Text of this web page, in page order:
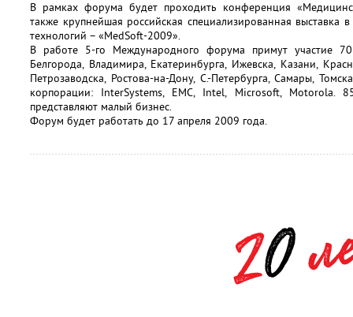
В рамках форума будет проходить конференция
также крупнейшая российская специализированная
технологий – «MedSoft-2009».
В работе 5-го Международного форума примут участие
Белгорода, Владимира, Екатеринбурга, Ижевска, Казани,
Петрозаводска, Ростова-на-Дону, С.-Петербурга, Самары,
корпорации: InterSystems, EMC, Intel, Microsoft, Motorola.
представляют малый бизнес.
Форум будет работать до 17 апреля 2009 года.